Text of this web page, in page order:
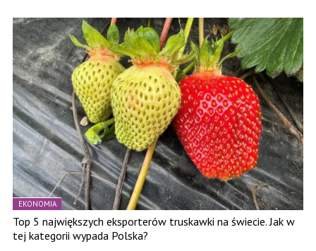
EKONOMIA
Top 5 największych eksporterów truskawki na świecie. Jak w
tej kategorii wypada Polska?